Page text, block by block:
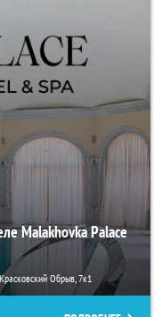
Malakhovka Palace
Обрыв, 7к1